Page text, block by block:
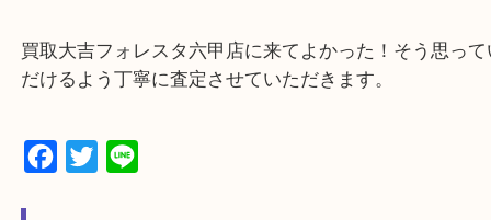
・六甲道駅（北側/山側）へ出て目の前のショッピ
「フォレスタ」のB1に店舗がございます。
・解放感ある店内でゆったりお過ごしいただけます